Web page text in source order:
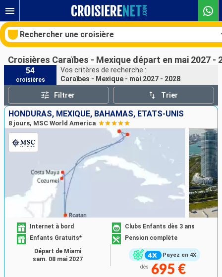
Rechercher une croisière
Nos destinations
Mois de départ
Ports
Rechercher
Croisières Caraïbes - Mexique départ en mai 2027 -
54
croisières
Vos critères de recherche :
Caraïbes - Mexique - mai 2027 - 2028
Filtrer Trier
HONDURAS, MEXIQUE, BAHAMAS, ÉTATS-UNIS
8 jours, MSC World America
Payez en 4X
Internet à bord
Clubs Enfants dès 3 ans
Enfants Gratuits*
Pension complète
dès 695 €
Départ de Miami
sam. 08 mai 2027